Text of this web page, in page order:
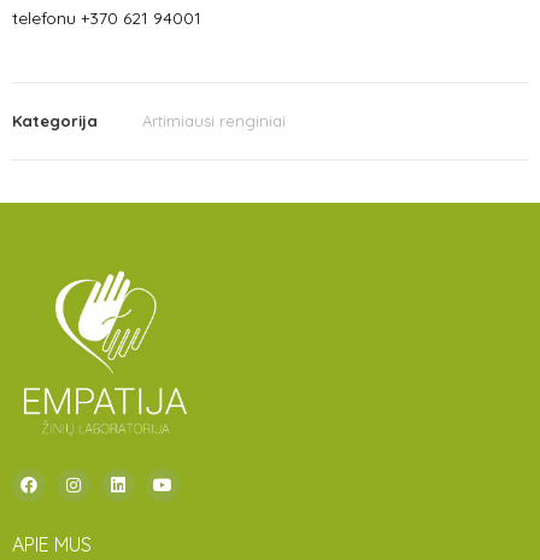
telefonu +370 621 94001
Kategorija Artimiausi renginiai
APIE MUS